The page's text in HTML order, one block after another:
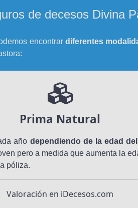
de decesos Divina
encontrar diferentes
Prima Natural
año dependiendo de la edad
pero a medida que aumenta la
póliza.
Valoración en iDecesos.com